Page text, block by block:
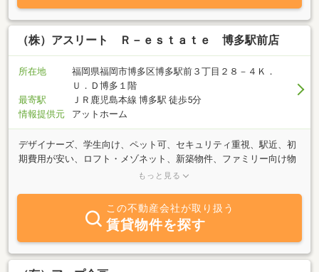
（株）アスリート Ｒ－ｅｓｔａｔｅ 博多駅前店
所在地
福岡県福岡市博多区博多駅前３丁目２８－４Ｋ．
Ｕ．Ｄ博多１階
最寄駅
ＪＲ鹿児島本線 博多駅 徒歩5分
情報提供元
アットホーム
デザイナーズ、学生向け、ペット可、セキュリティ重視、駅近、初
期費用が安い、ロフト・メゾネット、新築物件、ファミリー向け物
件など豊富な物件をご用意しています。福岡市内の物件は全てご紹
もっと見る
この不動産会社が取り扱う
賃貸物件を探す